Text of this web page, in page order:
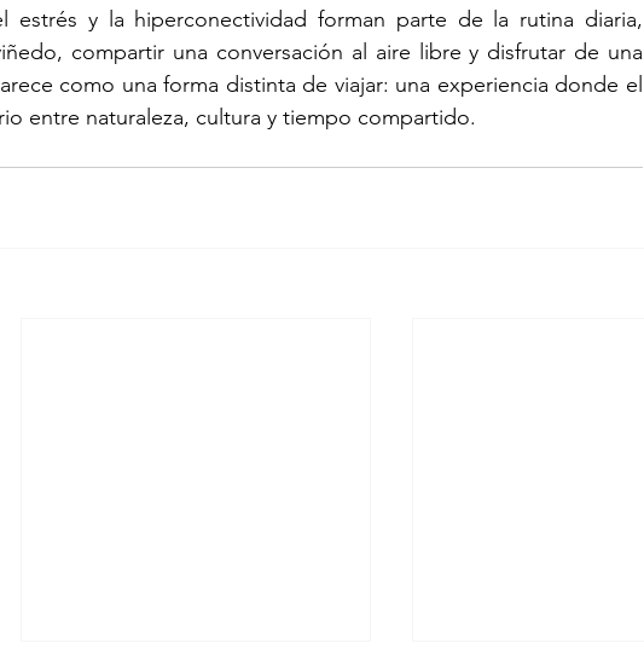
y la hiperconectividad forman parte de la rutina diaria,
compartir una conversación al aire libre y disfrutar de una
como una forma distinta de viajar: una experiencia donde el
entre naturaleza, cultura y tiempo compartido.